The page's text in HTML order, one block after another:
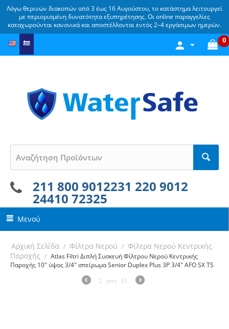
Λόγω θερινών διακοπών από 3 έως 16 Αυγούστου, το κατάστημα λειτουργεί
με περιορισμένη δυνατότητα εξυπηρέτησης. Οι online παραγγελίες
καταχωρούνται κανονικά και αποστέλλονται εντός 2–4 εργάσιμων ημερών.
0
211 800 9012231 220 9012
24410 72325
Μενού
Αρχική Σελίδα / Φίλτρα Νερού / Φίλτρα Νερού Κεντρικής
Παροχής / Atlas Filtri Διπλή Συσκευή Φίλτρου Νερού Κεντρικής
Παροχής 10" ύψος 3/4" σπείρωμα Senior Duplex Plus 3P 3/4" AFO SX TS
2 απο 31